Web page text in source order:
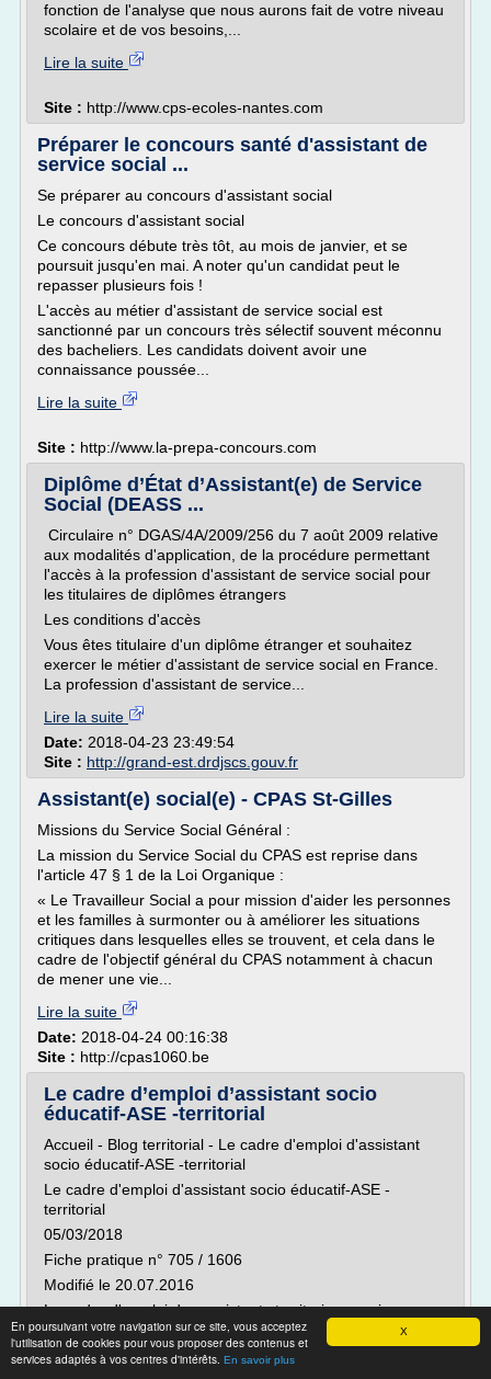
X
En poursuivant votre navigation sur ce site, vous acceptez
l'utilisation de cookies pour vous proposer des contenus et
services adaptés à vos centres d'intérêts. En savoir plus
fonction de l'analyse que nous aurons fait de votre niveau
scolaire et de vos besoins,...
Lire la suite
Site : http://www.cps-ecoles-nantes.com
Préparer le concours santé d'assistant de
service social ...
Se préparer au concours d'assistant social
Le concours d'assistant social
Ce concours débute très tôt, au mois de janvier, et se
poursuit jusqu'en mai. A noter qu'un candidat peut le
repasser plusieurs fois !
L'accès au métier d'assistant de service social est
sanctionné par un concours très sélectif souvent méconnu
des bacheliers. Les candidats doivent avoir une
connaissance poussée...
Lire la suite
Site : http://www.la-prepa-concours.com
Diplôme d’État d’Assistant(e) de Service
Social (DEASS ...
Circulaire n° DGAS/4A/2009/256 du 7 août 2009 relative
aux modalités d'application, de la procédure permettant
l'accès à la profession d'assistant de service social pour
les titulaires de diplômes étrangers
Les conditions d'accès
Vous êtes titulaire d'un diplôme étranger et souhaitez
exercer le métier d'assistant de service social en France.
La profession d'assistant de service...
Lire la suite
Date: 2018-04-23 23:49:54
Site : http://grand-est.drdjscs.gouv.fr
Assistant(e) social(e) - CPAS St-Gilles
Missions du Service Social Général :
La mission du Service Social du CPAS est reprise dans
l'article 47 § 1 de la Loi Organique :
« Le Travailleur Social a pour mission d'aider les personnes
et les familles à surmonter ou à améliorer les situations
critiques dans lesquelles elles se trouvent, et cela dans le
cadre de l'objectif général du CPAS notamment à chacun
de mener une vie...
Lire la suite
Date: 2018-04-24 00:16:38
Site : http://cpas1060.be
Le cadre d’emploi d’assistant socio
éducatif-ASE -territorial
Accueil - Blog territorial - Le cadre d'emploi d'assistant
socio éducatif-ASE -territorial
Le cadre d'emploi d'assistant socio éducatif-ASE -
territorial
05/03/2018
Fiche pratique n° 705 / 1606
Modifié le 20.07.2016
Le cadre d'emploi des assistants territoriaux socio
éducatif évolue dans les établissements à caractère social
au sein des villes, départements, régions,
intercommunalités...